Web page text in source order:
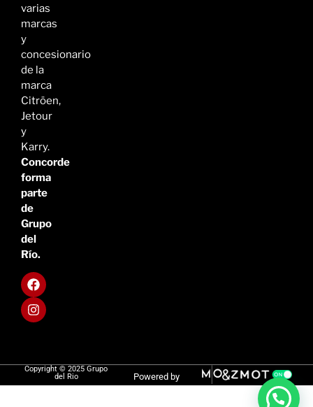
varias
marcas
y
concesionario
de la
marca
Citröen,
Jetour
y
Karry.
Concorde
forma
parte
de
Grupo
del
Río.
Copyright © 2025 Grupo
del Rio
Powered by